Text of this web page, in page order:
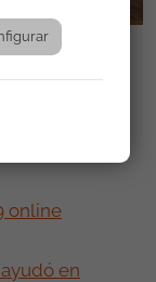
online
en